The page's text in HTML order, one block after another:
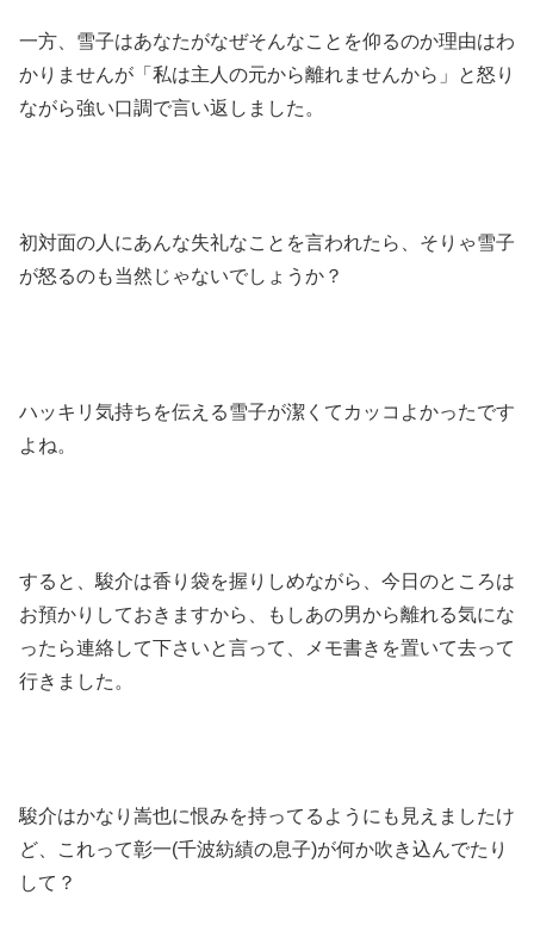
一方、雪子はあなたがなぜそんなことを仰るのか理由はわ
かりませんが「私は主人の元から離れませんから」と怒り
ながら強い口調で言い返しました。
初対面の人にあんな失礼なことを言われたら、そりゃ雪子
が怒るのも当然じゃないでしょうか？
ハッキリ気持ちを伝える雪子が潔くてカッコよかったです
よね。
すると、駿介は香り袋を握りしめながら、今日のところは
お預かりしておきますから、もしあの男から離れる気にな
ったら連絡して下さいと言って、メモ書きを置いて去って
行きました。
駿介はかなり嵩也に恨みを持ってるようにも見えましたけ
ど、これって彰一(千波紡績の息子)が何か吹き込んでたり
して？